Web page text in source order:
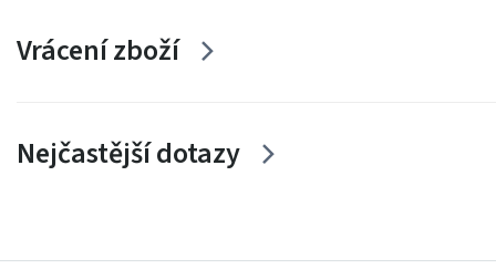
Vrácení zboží
Nejčastější dotazy